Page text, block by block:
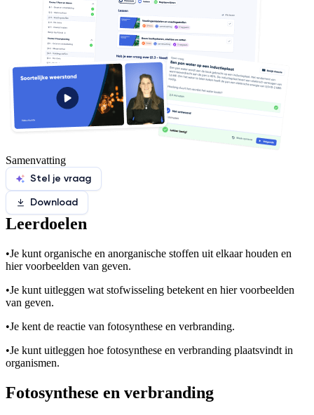
Samenvatting
Stel je vraag
Download
Leerdoelen
•Je kunt organische en anorganische stoffen uit elkaar houden en
hier voorbeelden van geven.
•Je kunt uitleggen wat stofwisseling betekent en hier voorbeelden
van geven.
•Je kent de reactie van fotosynthese en verbranding.
•Je kunt uitleggen hoe fotosynthese en verbranding plaatsvindt in
organismen.
Fotosynthese en verbranding